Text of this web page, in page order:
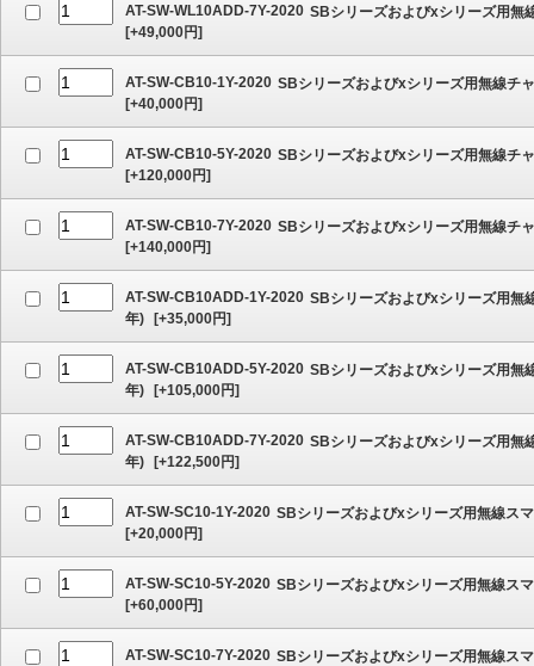
AT-SW-WL10ADD-7Y-2020 SBシリーズおよびxシリーズ用無
[+49,000円]
AT-SW-CB10-1Y-2020 SBシリーズおよびxシリーズ用無線チ
[+40,000円]
AT-SW-CB10-5Y-2020 SBシリーズおよびxシリーズ用無線チ
[+120,000円]
AT-SW-CB10-7Y-2020 SBシリーズおよびxシリーズ用無線チ
[+140,000円]
AT-SW-CB10ADD-1Y-2020 SBシリーズおよびxシリーズ用無
年)
[+35,000円]
AT-SW-CB10ADD-5Y-2020 SBシリーズおよびxシリーズ用無
年)
[+105,000円]
AT-SW-CB10ADD-7Y-2020 SBシリーズおよびxシリーズ用無
年)
[+122,500円]
AT-SW-SC10-1Y-2020 SBシリーズおよびxシリーズ用無線ス
[+20,000円]
AT-SW-SC10-5Y-2020 SBシリーズおよびxシリーズ用無線ス
[+60,000円]
AT-SW-SC10-7Y-2020 SBシリーズおよびxシリーズ用無線ス